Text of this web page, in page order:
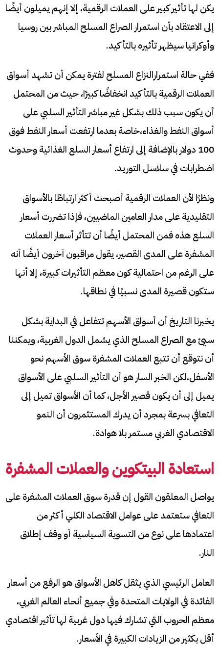
يكن لها تأثير كبير على العملات الرقمية، إلا إنهم يميلون أيضًا
إلى الاعتقاد بأن استمرار الصراع المسلح المباشر بين روسيا
وأوكرانيا سيظهر تأثيره بالتأكيد.
ففي حالة استمرارالنزاع المسلح لفترة يمكن أن تشهد أسواق
العملات الرقمية بالتأكيد انخفاضًا كبيرًا، حيث من المحتمل
أن يكون سبب ذلك بشكل غير مباشر التأثير السلبي على
أسواق النفط والغذاء،خاصة بعدما ارتفعت أسعار النفط فوق
100 دولار بالإضافة إلى ارتفاع أسعار السلع الغذائية وحدوث
اضطرابات في سلاسل التوريد.
ونظرًا لأن العملات الرقمية أصبحت أكثر ارتباطًا بالأسواق
التقليدية على مدار العامين الماضيين، فإذا تضررت أسعار
السلع هذه فمن المحتمل أيضًا أن تتأثر أسعار العملات
المشفرة على المدى القصير، يقول مراقبون آخرون أيضًا أنه
على الرغم من احتمالية كون معظم التأثيرات كبيرة، إلا أنها
ستكون قصيرة المدى نسبيًا في نطاقها.
يخبرنا التاريخ أن أسواق الأسهم تتفاعل في البداية بشكل
سيئ مع الصراع المسلح الذي يشمل الدول الغربية، ويمكننا
أن نتوقع أن تتبع العملات المشفرة سوق الأسهم نحو
الأسفل،لكن الخبر السار هو أن التأثير السلبي على الأسواق
يميل إلى أن يكون قصير الأجل، كما أن الأسواق تميل إلى
التعافي بسرعة بمجرد أن يدرك المستثمرون أن النمو
الاقتصادي الغربي مستمر بلا هوادة.
استعادة البيتكوين والعملات المشفرة
يواصل المعلقون القول إن قدرة سوق العملات المشفرة على
التعافي ستعتمد على عوامل الاقتصاد الكلي أكثر من
اعتمادها على نوع من التسوية السياسية أو وقف إطلاق
النار.
العامل الرئيسي الذي يثقل كاهل الأسواق هو الرفع من أسعار
الفائدة في الولايات المتحدة وفي جميع أنحاء العالم الغربي،
معظم الحروب التي تشارك فيها دول غربية لها تأثير اقتصادي
أقل بكثير من الزيادات الكبيرة في الأسعار.